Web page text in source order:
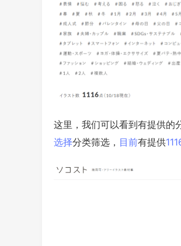
这里，我们可以看到有提供的
选择分类筛选， 目前有提供11